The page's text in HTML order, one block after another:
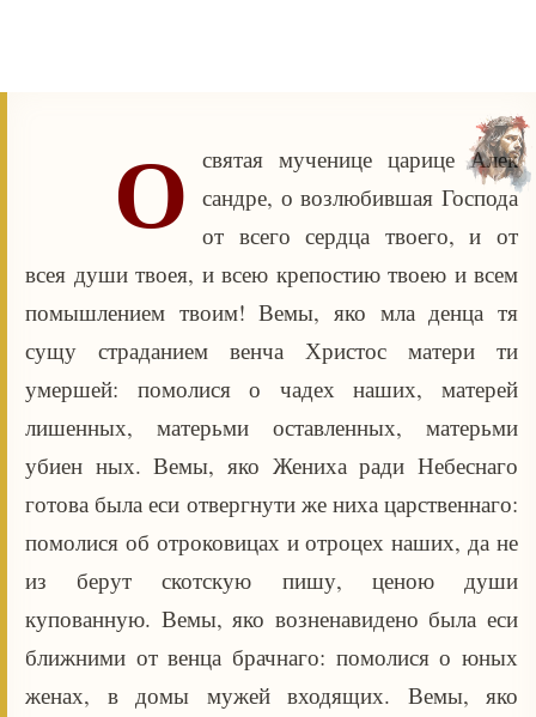
О святая мученице царице Алек
сандре, о возлюбившая Господа
от всего сердца твоего, и от
всея души твоея, и всею крепостию твоею и всем
помышлением твоим! Вемы, яко мла денца тя
сущу страданием венча Христос матери ти
умершей: помолися о чадех наших, матерей
лишенных, матерьми оставленных, матерьми
убиен ных. Вемы, яко Жениха ради Небеснаго
готова была еси отвергнути же ниха царственнаго:
помолися об отроковицах и отроцех наших, да не
из берут скотскую пишу, ценою души
купованную. Вемы, яко возненавидено была еси
ближними от венца брачнаго: помолися о юных
женах, в домы мужей входящих. Вемы, яко